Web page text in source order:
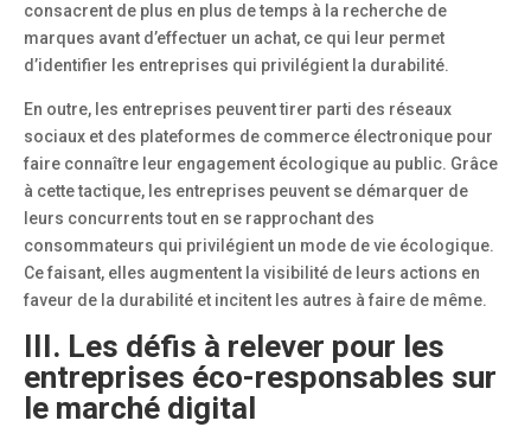
consacrent de plus en plus de temps à la recherche de
marques avant d’effectuer un achat, ce qui leur permet
d’identifier les entreprises qui privilégient la durabilité.
En outre, les entreprises peuvent tirer parti des réseaux
sociaux et des plateformes de commerce électronique pour
faire connaître leur engagement écologique au public. Grâce
à cette tactique, les entreprises peuvent se démarquer de
leurs concurrents tout en se rapprochant des
consommateurs qui privilégient un mode de vie écologique.
Ce faisant, elles augmentent la visibilité de leurs actions en
faveur de la durabilité et incitent les autres à faire de même.
III. Les défis à relever pour les
entreprises éco-responsables sur
le marché digital